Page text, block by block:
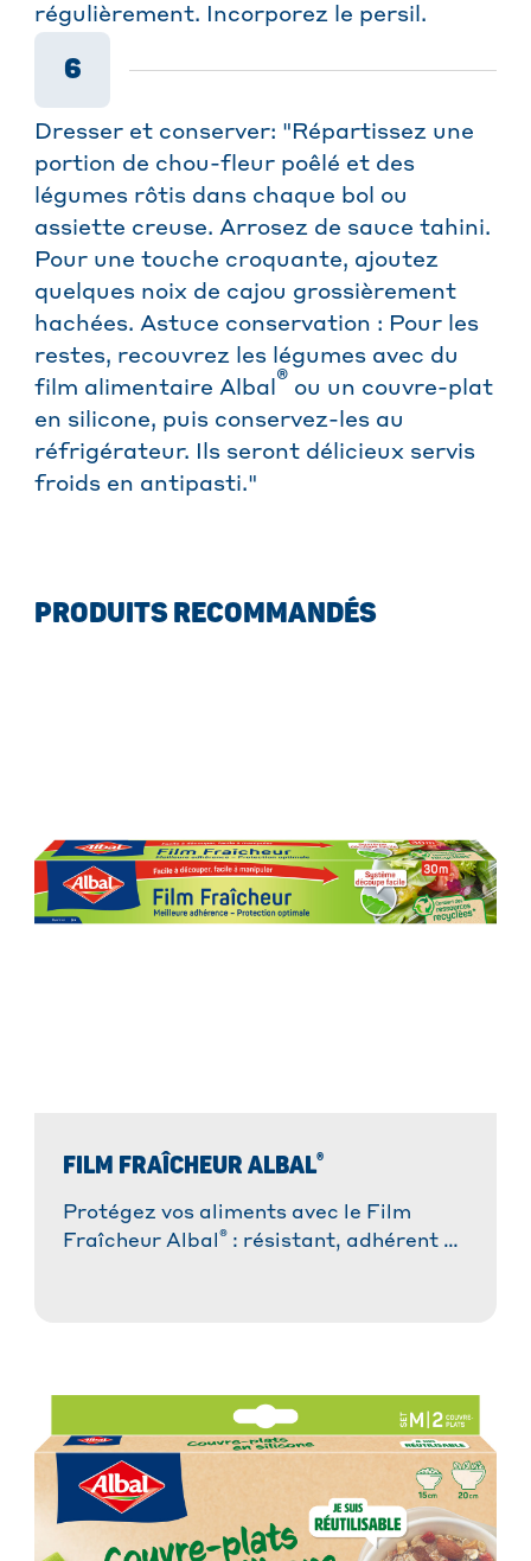
régulièrement. Incorporez le persil.
6
Dresser et conserver: "Répartissez une
portion de chou-fleur poêlé et des
légumes rôtis dans chaque bol ou
assiette creuse. Arrosez de sauce tahini.
Pour une touche croquante, ajoutez
quelques noix de cajou grossièrement
hachées. Astuce conservation : Pour les
restes, recouvrez les légumes avec du
film alimentaire Albal ® ou un couvre-plat
en silicone, puis conservez-les au
réfrigérateur. Ils seront délicieux servis
froids en antipasti."
PRODUITS RECOMMANDÉS
FILM FRAÎCHEUR ALBAL®
Protégez vos aliments avec le Film
Fraîcheur Albal® : résistant, adhérent et